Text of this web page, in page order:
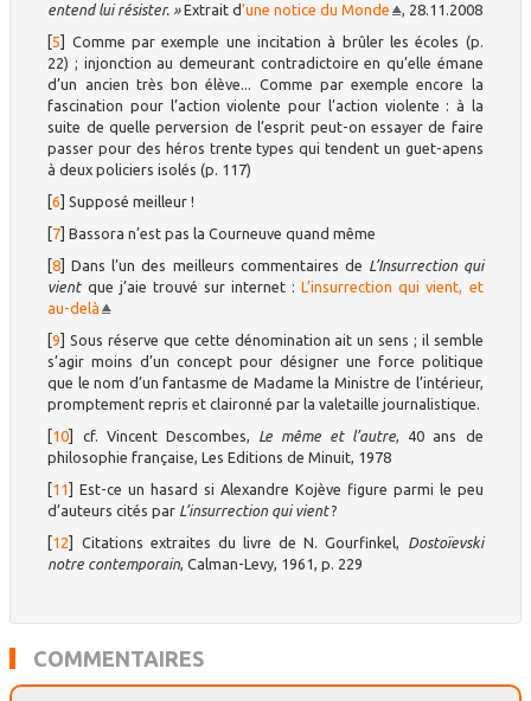
entend lui résister. »Extrait d’une notice du Monde
, 28.11.2008
[5
Comme par exemple une incitation à brûler les écoles (p.
22) ; injonction au demeurant contradictoire en qu’elle émane
d’un ancien très bon élève... Comme par exemple encore la
fascination pour l’action violente pour l’action violente : à la
suite de quelle perversion de l’esprit peut-on essayer de faire
passer pour des héros trente types qui tendent un guet-apens
à deux policiers isolés (p. 117)
[6 ]Supposé meilleur !
7 ]Bassora n’est pas la Courneuve quand même
[8 ]Dans l’un des meilleurs commentaires de L’Insurrection qui
vientque j’aie trouvé sur internet :L’insurrection qui vient, et
au-delà
[9 ]Sous réserve que cette dénomination ait un sens ; il semble
s’agir moins d’un concept pour désigner une force politique
que le nom d’un fantasme de Madame la Ministre de l’intérieur,
promptement repris et claironné par la valetaille journalistique.
10 cf. Vincent Descombes, Le même et l’autre, 40 ans de
philosophie française, Les Editions de Minuit, 1978
11 ]Est-ce un hasard si Alexandre Kojève figure parmi le peu
d’auteurs cités par L’insurrection qui vient?
12 Citations extraites du livre de N. Gourfinkel, Dostoïevski
notre contemporain, Calman-Levy, 1961, p. 229
COMMENTAIRES